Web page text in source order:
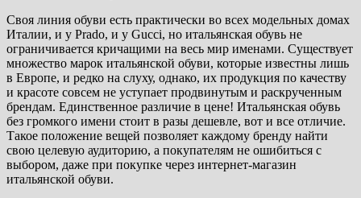
Своя линия обуви есть практически во всех модельных домах
Италии, и у Prado, и у Gucci, но итальянская обувь не
ограничивается кричащими на весь мир именами. Существует
множество марок итальянской обуви, которые известны лишь
в Европе, и редко на слуху, однако, их продукция по качеству
и красоте совсем не уступает продвинутым и раскрученным
брендам. Единственное различие в цене! Итальянская обувь
без громкого имени стоит в разы дешевле, вот и все отличие.
Такое положение вещей позволяет каждому бренду найти
свою целевую аудиторию, а покупателям не ошибиться с
выбором, даже при покупке через интернет-магазин
итальянской обуви.